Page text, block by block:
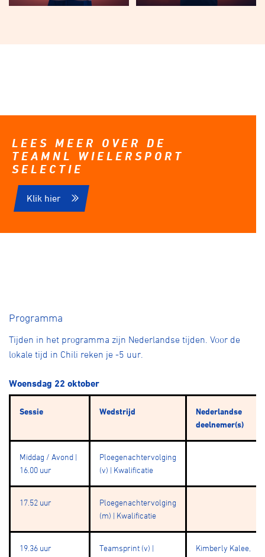
LEES MEER OVER DE
TEAMNL WIELERSPORT
SELECTIE
Klik hier
Programma
Tijden in het programma zijn Nederlandse tijden. Voor de
lokale tijd in Chili reken je -5 uur.
Woensdag 22 oktober
Sessie Wedstrijd
Nederlandse
deelnemer(s)
Middag / Avond |
16.00 uur
Ploegenachtervolging
(v) | Kwalificatie
17.52 uur
Ploegenachtervolging
(m) | Kwalificatie
19.36 uur
Teamsprint (v) |
Kimberly Kalee,